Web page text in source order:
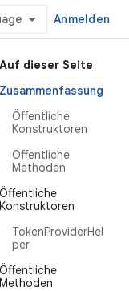
Anmelden
Auf dieser Seite
Zusammenfassung
Öffentliche
Konstruktoren
Öffentliche
Methoden
Öffentliche
Konstruktoren
TokenProviderHel
per
Öffentliche
Methoden